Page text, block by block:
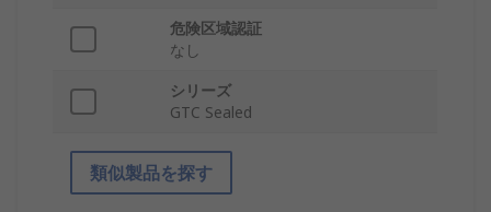
危険区域認証
なし
シリーズ
GTC Sealed
類似製品を探す